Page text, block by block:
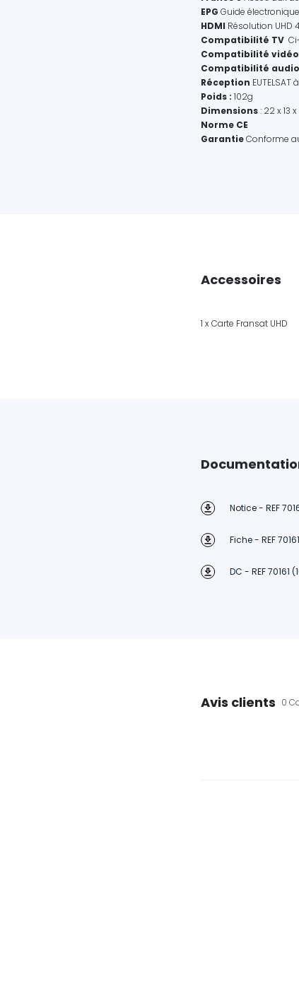
EPG Guide
HDMI Résolution UHD
Compatibilité TV
Compatibilité vidéo
Compatibilité audio
Réception EUTELSAT
Poids :102g
Dimensions: 22 x 13
Norme CE
GarantieConforme
Accessoires
1 x Carte Fransat UHD
Notice - REF
Fiche - REF
DC - REF 70161
Avis clients 0